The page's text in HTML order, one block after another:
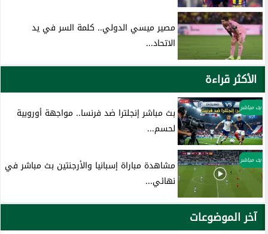
مصير ميسي الدولي.. كلمة السر في يد
الاتحاد...
الأكثر قراءة
بث مباشر
بث مباشر إنجلترا ضد فرنسا.. مواجهة أوروبية
لحسم...
بث مباشر
مشاهدة مباراة إسبانيا والأرجنتين بث مباشر في
نهائي...
آخر الموضوعات